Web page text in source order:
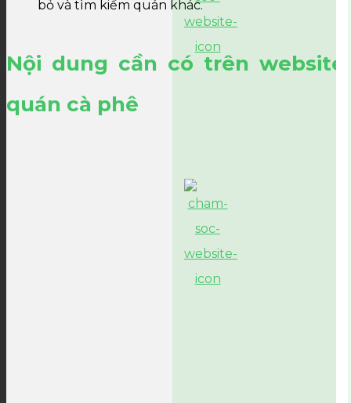
bỏ và tìm kiếm quán khác.
Nội dung cần có trên website
quán cà phê